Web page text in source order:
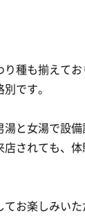
種も揃えてお
です。
と女湯で設備
されても、体
お楽しみいた